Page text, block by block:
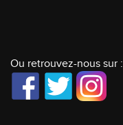
Ou retrouvez-nous sur :